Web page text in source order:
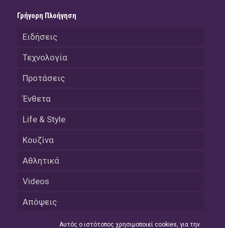
Γρήγορη Πλοήγηση
Ειδήσεις
Τεχνολογία
Προτάσεις
Ένθετα
Life & Style
Κουζίνα
Αθλητικά
Videos
Απόψεις
Αυτός ο ιστότοπος χρησιμοποιεί cookies, για την